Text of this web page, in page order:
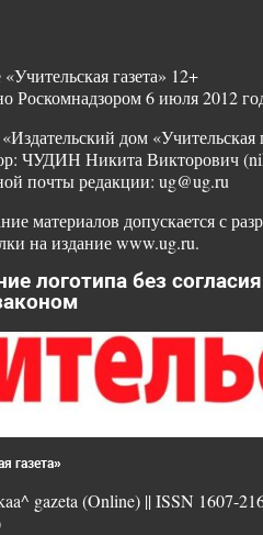
газета» 12+
Роскомнадзором 6 июля 2012
дом «Учительская
ЧУДИН Никита Викторович
почты редакции: ug@ug.ru
материалов допускается с
на издание www.ug.ru.
логотипа без
газета»
gazeta (Online) || ISSN 1607-